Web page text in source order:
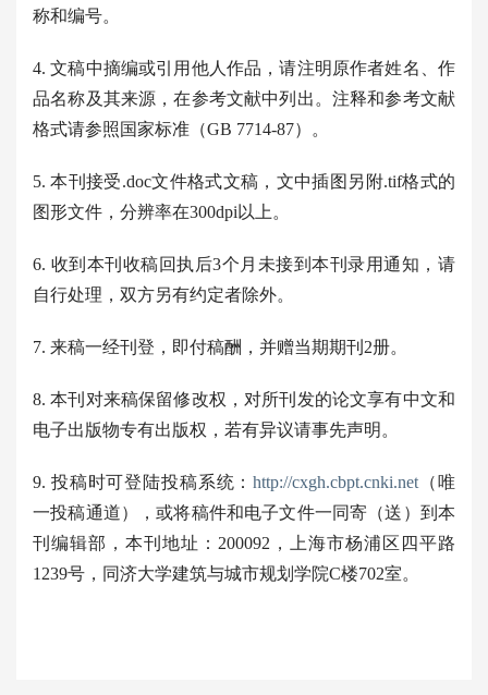
称和编号。
4. 文稿中摘编或引用他人作品，请注明原作者姓名、作
品名称及其来源，在参考文献中列出。注释和参考文献
格式请参照国家标准（GB 7714-87）。
5. 本刊接受.doc文件格式文稿，文中插图另附.tif格式的
图形文件，分辨率在300dpi以上。
6. 收到本刊收稿回执后3个月未接到本刊录用通知，请
自行处理，双方另有约定者除外。
7. 来稿一经刊登，即付稿酬，并赠当期期刊2册。
8. 本刊对来稿保留修改权，对所刊发的论文享有中文和
电子出版物专有出版权，若有异议请事先声明。
9. 投稿时可登陆投稿系统：http://cxgh.cbpt.cnki.net （唯
一投稿通道），或将稿件和电子文件一同寄（送）到本
刊编辑部，本刊地址：200092，上海市杨浦区四平路
1239号，同济大学建筑与城市规划学院C楼702室。